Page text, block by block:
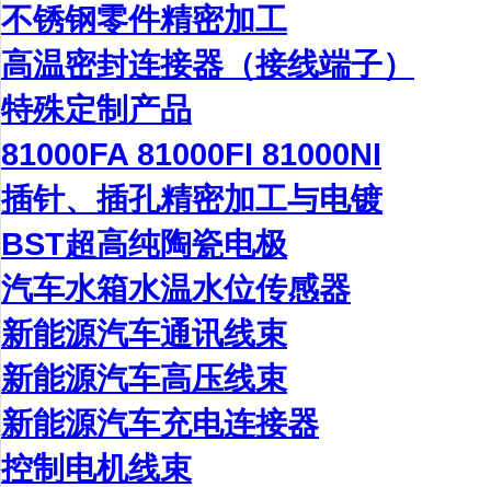
不锈钢零件精密加工
高温密封连接器（接线端子）
特殊定制产品
81000FA 81000FI 81000NI
插针、插孔精密加工与电镀
BST超高纯陶瓷电极
汽车水箱水温水位传感器
新能源汽车通讯线束
新能源汽车高压线束
新能源汽车充电连接器
控制电机线束